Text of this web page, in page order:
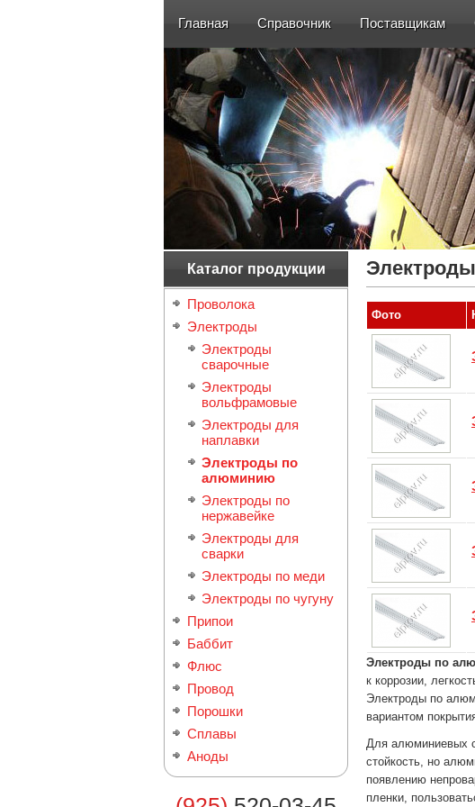
Главная Справочник Поставщикам
Каталог продукции
Проволока
Электроды
Электроды
сварочные
Электроды
вольфрамовые
Электроды для
наплавки
Электроды по
алюминию
Электроды по
нержавейке
Электроды для
сварки
Электроды по меди
Электроды по чугуну
Припои
Баббит
Флюс
Провод
Порошки
Сплавы
Аноды
Фото
Электроды по
к коррозии,
Электроды по
вариантом
Для алюминиевых
стойкость, но
появлению
пленки,